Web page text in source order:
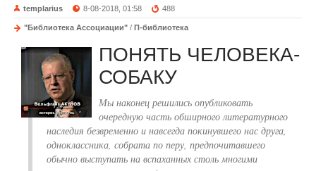
templarius 8-08-2018, 01:58 488
"Библиотека Ассоциации" / П-библиотека
ПОНЯТЬ ЧЕЛОВЕКА-
СОБАКУ
Мы наконец решились опубликовать
очередную часть обширного литературного
наследия безвременно и навсегда покинувшего нас друга,
одноклассника, собрата по перу, предпочитавшего
обычно выступать на вспаханных столь многими